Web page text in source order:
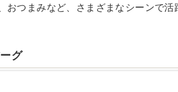
おつまみなど、さまざまなシーンで活
グ